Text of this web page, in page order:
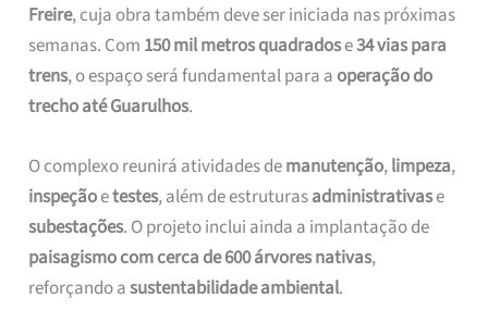
Freire, cuja obra também deve ser iniciada nas próximas
semanas. Com 150 mil metros quadradose34 vias para
trens, o espaço será fundamental para aoperação do
trecho até Guarulhos.
O complexo reunirá atividades demanutenção,limpeza,
inspeçãoetestes, além de estruturasadministrativase
subestações. O projeto inclui ainda a implantação de
paisagismo com cerca de 600 árvores nativas,
reforçando asustentabilidade ambiental.